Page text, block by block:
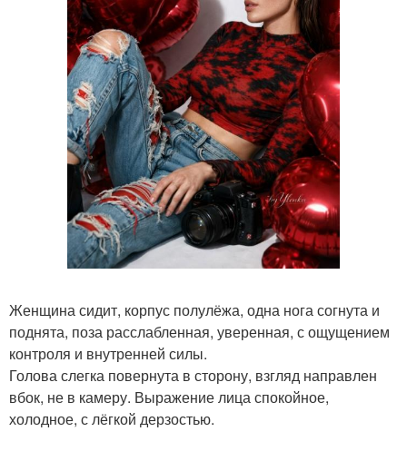
Женщина сидит, корпус полулёжа, одна нога согнута и
поднята, поза расслабленная, уверенная, с ощущением
контроля и внутренней силы.
Голова слегка повернута в сторону, взгляд направлен
вбок, не в камеру. Выражение лица спокойное,
холодное, с лёгкой дерзостью.